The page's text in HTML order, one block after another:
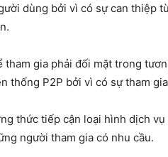
dùng bởi vì có sự can thiệp
tham gia phải đối mặt trong
thống P2P bởi vì có sự tham
thức tiếp cận loại hình dịch
người tham gia có nhu cầu.